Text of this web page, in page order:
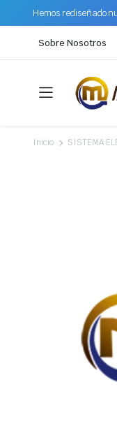
Hemos rediseñado
Sobre Nosotros
Inicio SISTEMA